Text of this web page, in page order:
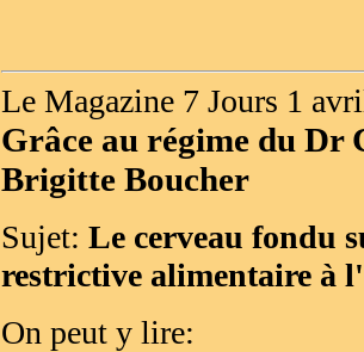
Le Magazine 7 Jours 1
Grâce au régime du
Brigitte Boucher
Sujet: Le cerveau fondu
restrictive alimentaire à
On peut y lire: